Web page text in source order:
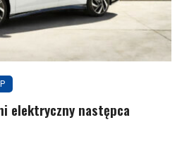
elektryczny następca